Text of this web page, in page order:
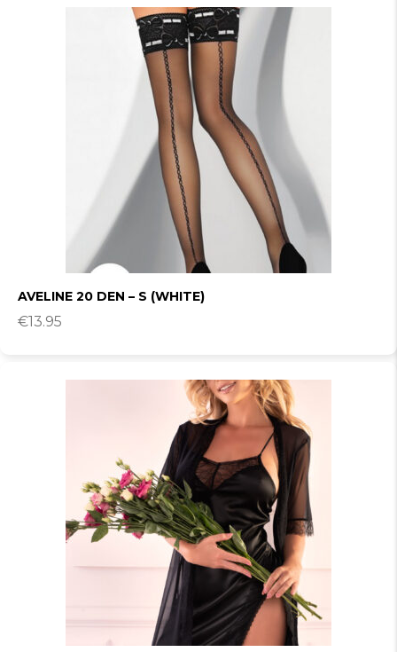
AVELINE 20 DEN – S (WHITE)
€13.95